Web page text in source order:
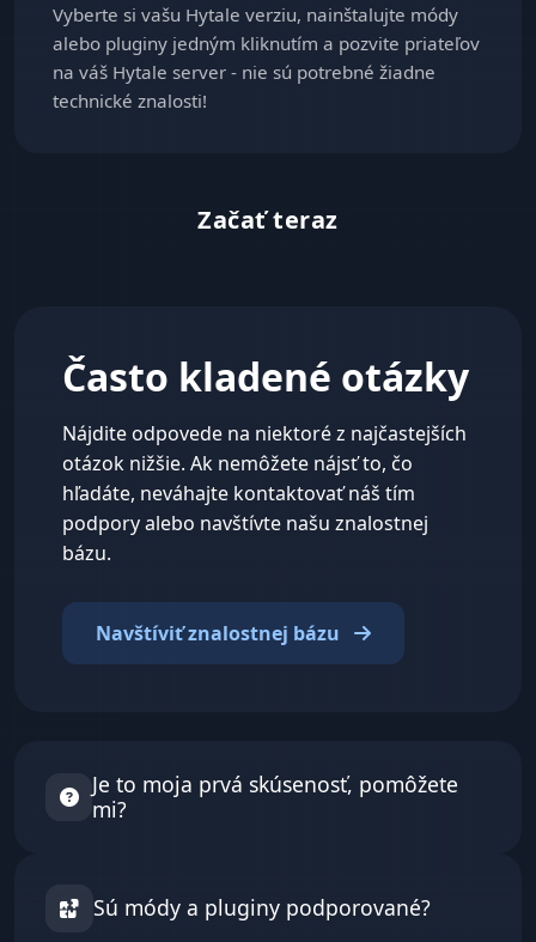
Vyberte si vašu Hytale verziu, nainštalujte módy
alebo pluginy jedným kliknutím a pozvite priateľov
na váš Hytale server - nie sú potrebné žiadne
technické znalosti!
Začať teraz
Často kladené otázky
Nájdite odpovede na niektoré z najčastejších
otázok nižšie. Ak nemôžete nájsť to, čo
hľadáte, neváhajte kontaktovať náš tím
podpory alebo navštívte našu znalostnej
bázu.
Navštíviť znalostnej bázu
Je to moja prvá skúsenosť, pomôžete
mi?
znalostnej báze, ktoré vám pomôžu. Náš
dashboard tiež poskytuje užitočné nástroje pre
Sú módy a pluginy podporované?